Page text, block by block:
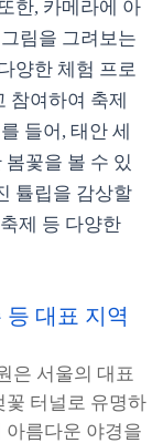
한, 카메라에 아
림을 그려보는
양한 체험 프로
참여하여 축제
들어, 태안 세
꽃을 볼 수 있
튤립을 감상할
제 등 다양한
등 대표 지역
은 서울의 대표
꽃 터널로 유명하
아름다운 야경을